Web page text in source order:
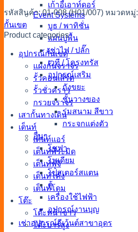
เก้าอี้เอาท์ดอร์
Event Systems
บูธ / พาทิชั่น
แผ่นปูพื้น
เช่าไฟ / ปลั๊ก
เวที / โครงทรัส
อุปกรณ์เสริม
ถังขยะ
ชั้นวางของ
ร่มสนาม สีขาว
กระจกแต่งตัว
อื่นๆ
โซฟา
โพเดียม
โปสเตอร์สแตน
ตู้
เครื่องใช้ไฟฟ้า
อุปกรณ์งานบุญ
เช่าอุปกรณ์อีเว้นต์สาขาอุดร
รหัสสินค้า:01-008 (H01/007) หมวดหมู่:
กั้นเขต
Product categories
อุปกรณ์กั้นเขต
แผงกั้นจราจร
รั้วคอนเสิร์ต
รั้วชั่วคราว
กรวยจราจร
เสากั้นทางเดิน
เต็นท์
เต็นท์แอร์
เต็นท์พีระมิด
เต็นท์ฟูจิ
เต็นท์โค้ง
เต็นท์โดม
โต๊ะ
โต๊ะหน้าขาว
โต๊ะบาร์สูง